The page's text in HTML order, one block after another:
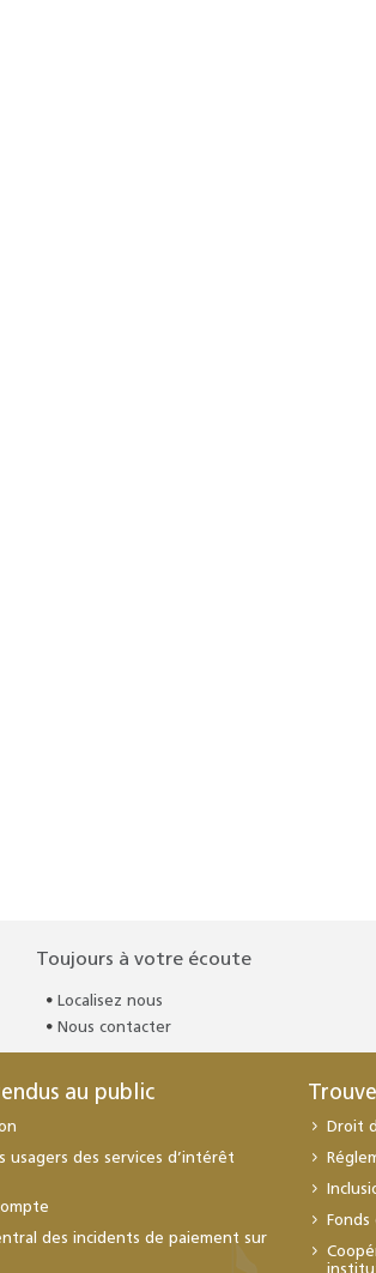
Toujours à votre écoute
Localisez nous
Nous contacter
au public
usagers des services d’intérêt
des incidents de paiement sur
Droit